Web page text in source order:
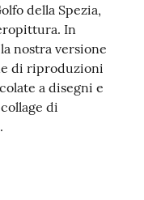
della Spezia,
In
nostra versione
di riproduzioni
a disegni e
di